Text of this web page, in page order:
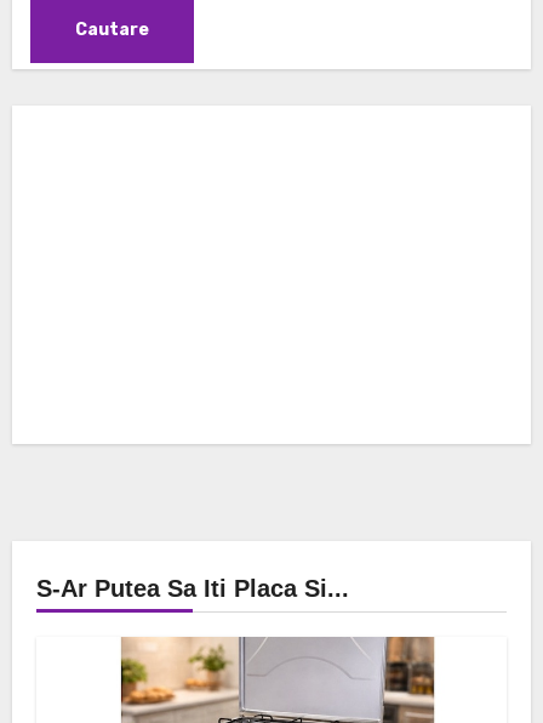
S-Ar Putea Sa Iti Placa Si...